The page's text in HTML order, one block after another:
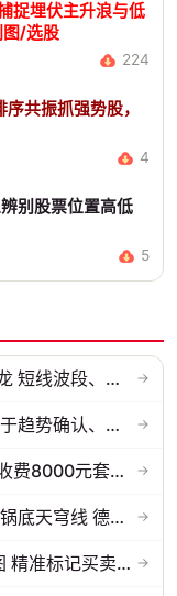
捉埋伏主升浪与低
图/选股
224
共振抓强势股，
4
别股票位置高低
5
【游资操盘至尊版】多模式共振擒龙 短线波段、低位抄底、游资启动行情量... →
通达信〖量化加仓〗副图指标 侧重于趋势确认、量能配合与高低位反转信号... →
通达信【起爆擒龙决】某平台每年收费8000元套装 指标源码 无未来 →
【银行提款机】主图指标 真正的砂锅底天穹线 德某通要价10万的主图核心... →
通达信〖鹰眼AI+九天揽月〗主副图 精准标记买卖拐点 九维因子共振过滤杂... →